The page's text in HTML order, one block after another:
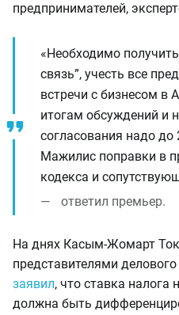
предпринимателей,
«Необходимо
связь”, учесть все
встречи с бизнесом в
итогам обсуждений и
согласования надо до
Мажилис поправки в
кодекса и
ответил премьер.
На днях Касым-Жомарт
представителями
заявил, что ставка налога
должна быть